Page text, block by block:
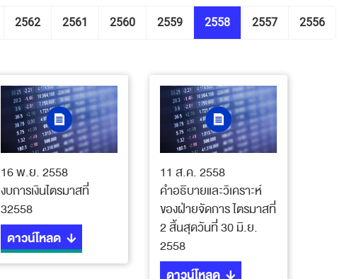
2562 2561 2560 2559 2558 2557 2556
16 พ.ย. 2558
งบการเงินไตรมาสที่
32558
ดาวน์โหลด
11 ส.ค. 2558
คำอธิบายและวิเคราะห์
ของฝ่ายจัดการ ไตรมาสที่
2 สิ้นสุดวันที่ 30 มิ.ย.
2558
ดาวน์โหลด